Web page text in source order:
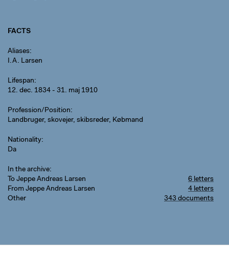
FACTS
Aliases
I.A. Larsen
Lifespan
12. dec. 1834 - 31. maj 1910
Profession/Position
Landbruger, skovejer, skibsreder, Købmand
Nationality
Da
In the archive
To Jeppe Andreas Larsen
6 letters
From Jeppe Andreas Larsen
4 letters
Other
343 documents